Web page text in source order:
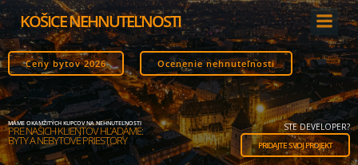
Skip
to
content
KOŠICE NEHNUTEĽNOSTI
Ceny bytov 2026 Ocenenie nehnuteľnosti
MÁME OKAMŽITÝCH KUPCOV NA NEHNUTEĽNOSTI
PRE NAŠICH KLIENTOV HĽADÁME:
BYTY A NEBYTOVÉ PRIESTORY
STE DEVELOPER?
PRIDAJTE SVOJ PROJEKT